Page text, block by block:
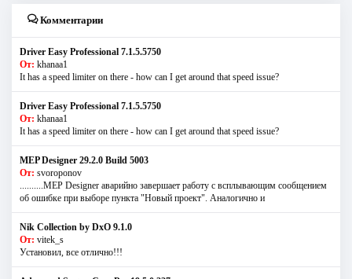
Комментарии
Driver Easy Professional 7.1.5.5750
От: khanaa1
It has a speed limiter on there - how can I get around that speed issue?
Driver Easy Professional 7.1.5.5750
От: khanaa1
It has a speed limiter on there - how can I get around that speed issue?
MEP Designer 29.2.0 Build 5003
От: svoroponov
..........MEP Designer аварийно завершает работу с всплывающим сообщением
об ошибке при выборе пункта "Новый проект". Аналогично и
Nik Collection by DxO 9.1.0
От: vitek_s
Установил, все отлично!!!